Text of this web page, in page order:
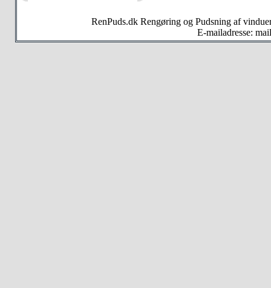
RenPuds.dk Rengøring og Pudsning af
E-mailadresse: